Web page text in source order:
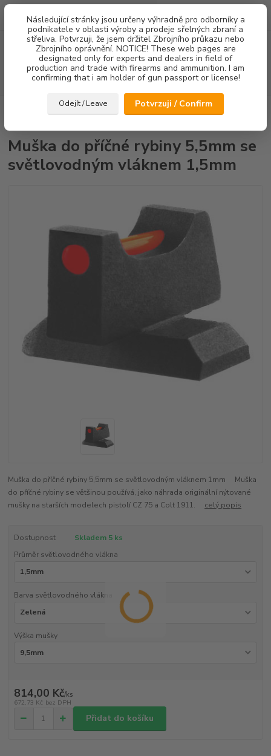
Následující stránky jsou určeny výhradně pro odborníky a
podnikatele v oblasti výroby a prodeje sřelných zbraní a
střeliva. Potvrzuji, že jsem držitel Zbrojního průkazu nebo
Zbrojního oprávnění. NOTICE! These web pages are
designated only for experts and dealers in field of
production and trade with firearms and ammunition. I am
confirming that i am holder of gun passport or license!
Odejít / Leave Potvrzuji / Confirm
Menu
Hledat
za0,00 Kč
CZ75/CZ85 Mušky
Muška do příčné rybiny 5,5mm
Muška do příčné rybiny 5,5mm se
světlovodným vláknem 1,5mm
Muška do příčné rybiny 5,5mm se světlovodným vláknem 1mm Muška
do příčné rybiny se většinou používá, jako náhrada originální nýtované
mušky na starších modelech pistolí CZ 75 a Colt 1911. celý popis
Dostupnost
Skladem 5 ks
Průměr světlovodného vlákna
Barva světlovodného vlákna
Výška mušky
814,00 Kč/ks
672,73 Kč bez DPH
Přidat do košíku